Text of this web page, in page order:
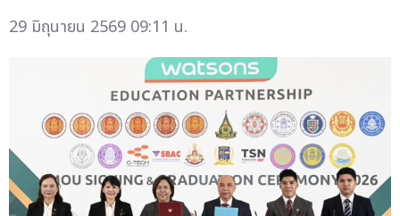
29 มิถุนายน 2569 09:11 น.